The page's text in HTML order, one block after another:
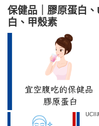
保健品｜膠原蛋白
白、甲殼素